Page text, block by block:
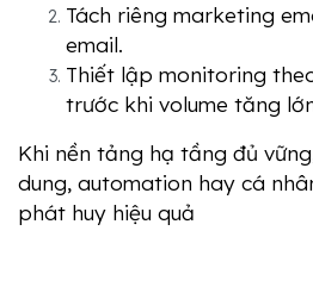
Tách riêng marketing
email.
Thiết lập monitoring
trước khi volume tăng
Khi nền tảng hạ tầng đủ
dung, automation hay cá
phát huy hiệu quả